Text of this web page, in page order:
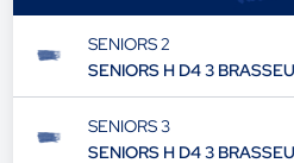
SENIORS 2
SENIORS H D4 3
SENIORS 3
SENIORS H D4 3